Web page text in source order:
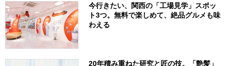
今行きたい、関西の「工場見学」スポッ
ト3つ。無料で楽しめて、絶品グルメも味
わえる
20年積み重ねた研究と匠の技。「艶髪」